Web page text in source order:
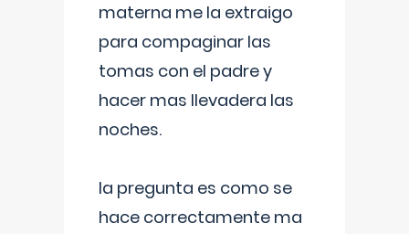
materna me la extraigo
para compaginar las
tomas con el padre y
hacer mas llevadera las
noches.
la pregunta es como se
hace correctamente ma